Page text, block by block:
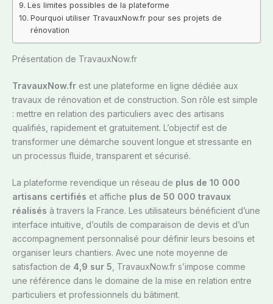
Les limites possibles de la plateforme
Pourquoi utiliser TravauxNow.fr pour ses projets de
rénovation
Présentation de TravauxNow.fr
TravauxNow.fr est une plateforme en ligne dédiée aux
travaux de rénovation et de construction. Son rôle est simple
: mettre en relation des particuliers avec des artisans
qualifiés, rapidement et gratuitement. L’objectif est de
transformer une démarche souvent longue et stressante en
un processus fluide, transparent et sécurisé.
La plateforme revendique un réseau de plus de 10 000
artisans certifiés et affiche plus de 50 000 travaux
réalisés à travers la France. Les utilisateurs bénéficient d’une
interface intuitive, d’outils de comparaison de devis et d’un
accompagnement personnalisé pour définir leurs besoins et
organiser leurs chantiers. Avec une note moyenne de
satisfaction de 4,9 sur 5 , TravauxNow.fr s’impose comme
une référence dans le domaine de la mise en relation entre
particuliers et professionnels du bâtiment.